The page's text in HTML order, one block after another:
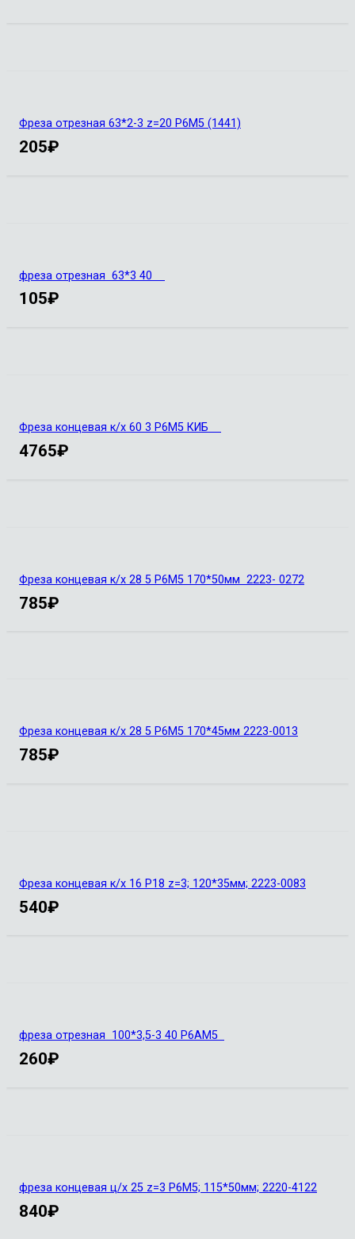
Фреза отрезная 63*2-3 z=20 Р6М5 (1441)
205₽
фреза отрезная 63*3 40
105₽
Фреза концевая к/х 60 3 Р6М5 КИБ
4765₽
Фреза концевая к/х 28 5 Р6М5 170*50мм 2223- 0272
785₽
Фреза концевая к/х 28 5 Р6М5 170*45мм 2223-0013
785₽
Фреза концевая к/х 16 Р18 z=3; 120*35мм; 2223-0083
540₽
фреза отрезная 100*3,5-3 40 Р6АМ5
260₽
фреза концевая ц/х 25 z=3 Р6М5; 115*50мм; 2220-4122
840₽